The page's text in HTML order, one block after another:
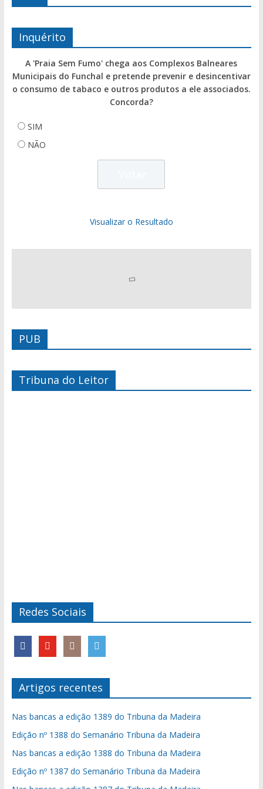
Inquérito
A 'Praia Sem Fumo' chega aos Complexos Balneares
Municipais do Funchal e pretende prevenir e desincentivar
o consumo de tabaco e outros produtos a ele associados.
Concorda?
SIM
NÃO
Visualizar o Resultado
PUB
Tribuna do Leitor
Redes Sociais
Artigos recentes
Nas bancas a edição 1389 do Tribuna da Madeira
Edição nº 1388 do Semanário Tribuna da Madeira
Nas bancas a edição 1388 do Tribuna da Madeira
Edição nº 1387 do Semanário Tribuna da Madeira